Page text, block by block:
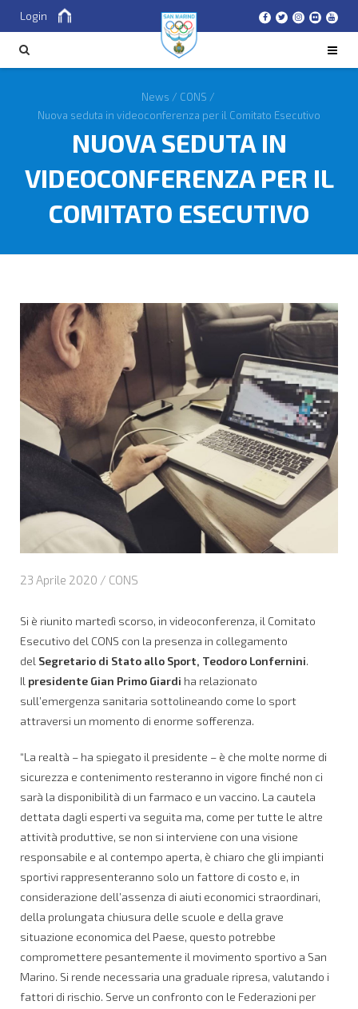
Login
News / CONS /
Nuova seduta in videoconferenza per il Comitato Esecutivo
NUOVA SEDUTA IN
VIDEOCONFERENZA PER IL
COMITATO ESECUTIVO
23 Aprile 2020 / CONS
Si è riunito martedì scorso, in videoconferenza, il Comitato
Esecutivo del CONS con la presenza in collegamento
del Segretario di Stato allo Sport, Teodoro Lonfernini.
Il presidente Gian Primo Giardi ha relazionato
sull’emergenza sanitaria sottolineando come lo sport
attraversi un momento di enorme sofferenza.
“La realtà – ha spiegato il presidente – è che molte norme di
sicurezza e contenimento resteranno in vigore finché non ci
sarà la disponibilità di un farmaco e un vaccino. La cautela
dettata dagli esperti va seguita ma, come per tutte le altre
attività produttive, se non si interviene con una visione
responsabile e al contempo aperta, è chiaro che gli impianti
sportivi rappresenteranno solo un fattore di costo e, in
considerazione dell’assenza di aiuti economici straordinari,
della prolungata chiusura delle scuole e della grave
situazione economica del Paese, questo potrebbe
compromettere pesantemente il movimento sportivo a San
Marino. Si rende necessaria una graduale ripresa, valutando i
fattori di rischio. Serve un confronto con le Federazioni per